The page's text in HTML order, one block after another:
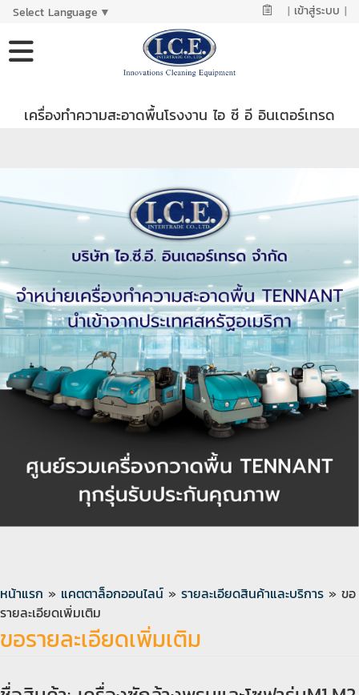
Select Language ▼ | เข้าสู่ระบบ |
เครื่องทำความสะอาดพื้นโรงงาน ไอ ซี อี อินเตอร์เทรด
หน้าแรก » แคตตาล็อกออนไลน์ » รายละเอียดสินค้าและบริการ » ขอ
รายละเอียดเพิ่มเติม
ขอรายละเอียดเพิ่มเติม